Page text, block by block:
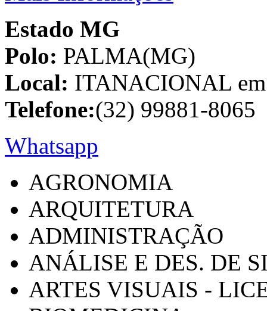
Estado MG
Polo: PALMA(MG)
Local: ITANACIONAL
Telefone:(32) 99881-8065
Whatsapp
AGRONOMIA
ARQUITETURA
ADMINISTRAÇÃO
ANÁLISE E DES. DE
ARTES VISUAIS -